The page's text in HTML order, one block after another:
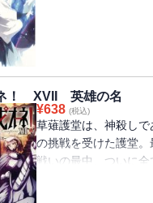
！ XVII 英雄の名
¥638 (税込)
草薙護堂は、神殺し
の挑戦を受けた護堂
戦いの最中、ついに
解かれてしまう！ 圧